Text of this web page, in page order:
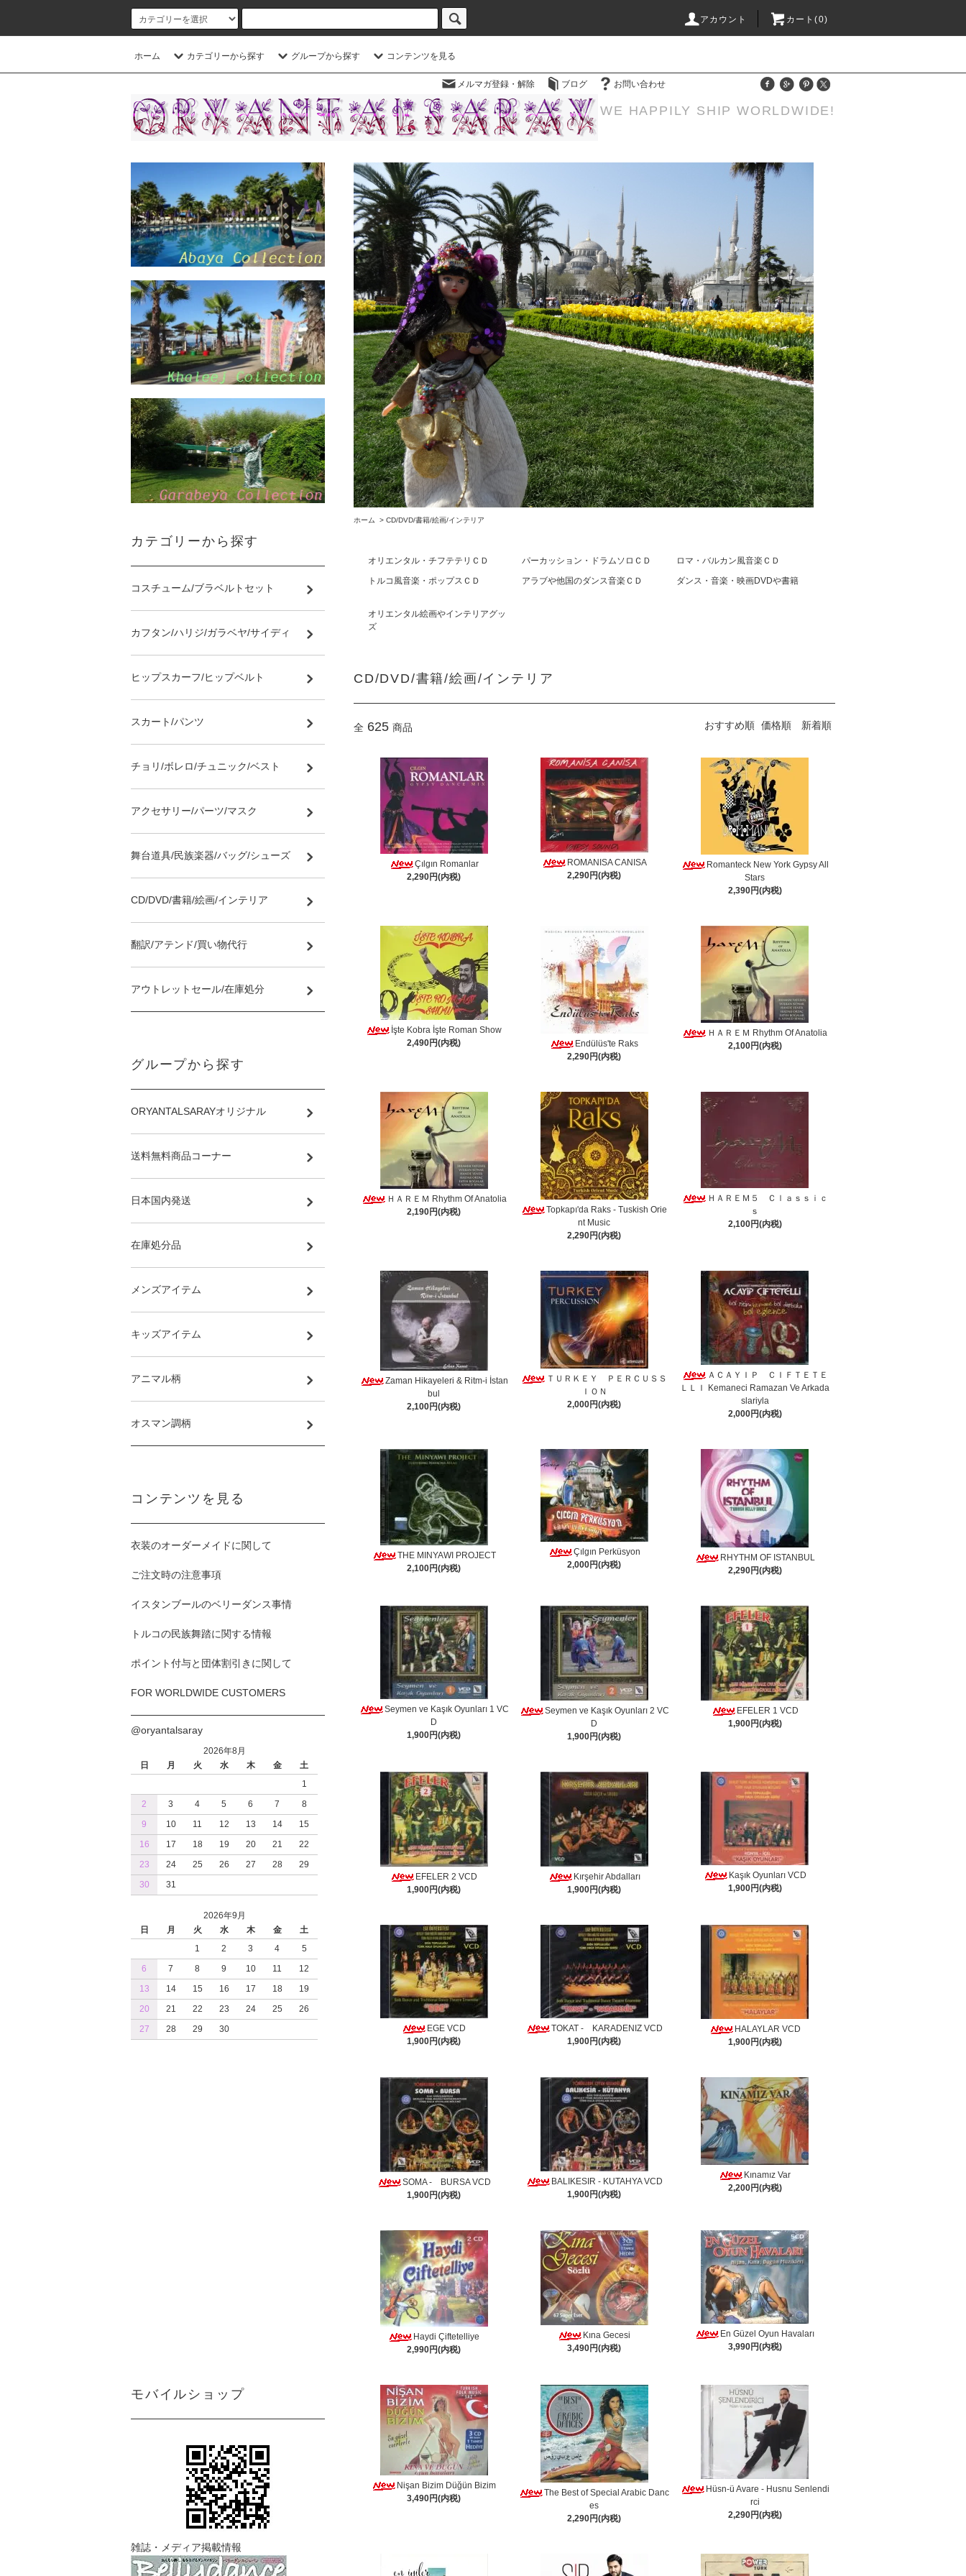
アカウント カート(0)
ホーム カテゴリーから探す グループから探す コンテンツを見る
メルマガ登録・解除 ブログ お問い合わせ
WE HAPPILY SHIP WORLDWIDE!
ホーム > CD/DVD/書籍/絵画/インテリア
オリエンタル・チフテテリＣＤ パーカッション・ドラムソロＣＤ
ロマ・バルカン風音楽ＣＤ
トルコ風音楽・ポップスＣＤ
アラブや他国のダンス音楽ＣＤ ダンス・音楽・映画DVDや書籍
オリエンタル絵画やインテリアグッ
ズ
CD/DVD/書籍/絵画/インテリア
全 625 商品 おすすめ順 価格順 新着順
Çılgın Romanlar
2,290円(内税)
ROMANISA CANISA
2,290円(内税)
Romanteck New York Gypsy All
Stars
2,390円(内税)
İşte Kobra İşte Roman Show
2,490円(内税)
Endülüs'te Raks
2,290円(内税)
ＨＡＲＥＭ Rhythm Of Anatolia
2,100円(内税)
ＨＡＲＥＭ Rhythm Of Anatolia
2,190円(内税)
Topkapı'da Raks - Tuskish Orie
nt Music
2,290円(内税)
ＨＡＲＥＭ５ Ｃｌａｓｓｉｃ
ｓ
2,100円(内税)
Zaman Hikayeleri & Ritm-i İstan
bul
2,100円(内税)
ＴＵＲＫＥＹ ＰＥＲＣＵＳＳ
ＩＯＮ
2,000円(内税)
ＡＣＡＹＩＰ ＣＩＦＴＥＴＥ
ＬＬＩ Kemaneci Ramazan Ve Arkada
slariyla
2,000円(内税)
THE MINYAWI PROJECT
2,100円(内税)
Çılgın Perküsyon
2,000円(内税)
RHYTHM OF ISTANBUL
2,290円(内税)
Seymen ve Kaşık Oyunları 1 VC
D
1,900円(内税)
Seymen ve Kaşık Oyunları 2 VC
D
1,900円(内税)
EFELER 1 VCD
1,900円(内税)
EFELER 2 VCD
1,900円(内税)
Kırşehir Abdalları
1,900円(内税)
Kaşık Oyunları VCD
1,900円(内税)
EGE VCD
1,900円(内税)
TOKAT - KARADENIZ VCD
1,900円(内税)
HALAYLAR VCD
1,900円(内税)
SOMA - BURSA VCD
1,900円(内税)
BALIKESIR - KUTAHYA VCD
1,900円(内税)
Kınamız Var
2,200円(内税)
Haydi Çiftetelliye
2,990円(内税)
Kına Gecesi
3,490円(内税)
En Güzel Oyun Havaları
3,990円(内税)
Nişan Bizim Düğün Bizim
3,490円(内税)
The Best of Special Arabic Danc
es
2,290円(内税)
Hüsn-ü Avare - Husnu Senlendi
rci
2,290円(内税)
カテゴリーから探す
コスチューム/ブラベルトセット
カフタン/ハリジ/ガラベヤ/サイディ
ヒップスカーフ/ヒップベルト
スカート/パンツ
チョリ/ボレロ/チュニック/ベスト
アクセサリー/パーツ/マスク
舞台道具/民族楽器/バッグ/シューズ
CD/DVD/書籍/絵画/インテリア
翻訳/アテンド/買い物代行
アウトレットセール/在庫処分
グループから探す
ORYANTALSARAYオリジナル
送料無料商品コーナー
日本国内発送
在庫処分品
メンズアイテム
キッズアイテム
アニマル柄
オスマン調柄
コンテンツを見る
衣装のオーダーメイドに関して
ご注文時の注意事項
イスタンブールのベリーダンス事情
トルコの民族舞踏に関する情報
ポイント付与と団体割引きに関して
FOR WORLDWIDE CUSTOMERS
@oryantalsaray
2026年8月
日
月 火 水 木 金
土
1
2
3 4 5 6 7
8
9
10 11 12 13 14
15
16
17 18 19 20 21
22
23
24 25 26 27 28
29
30
31
2026年9月
日
月 火 水 木 金
土
1
2 3 4
5
6
7 8 9 10 11
12
13
14 15 16 17 18
19
20
21 22 23 24 25
26
27
28 29 30
モバイルショップ
雑誌・メディア掲載情報